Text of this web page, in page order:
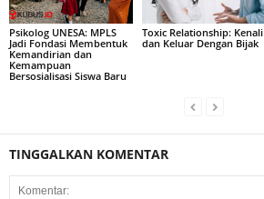
Psikolog UNESA: MPLS
Jadi Fondasi Membentuk
Kemandirian dan
Kemampuan
Bersosialisasi Siswa Baru
Toxic Relationship: Kenali
dan Keluar Dengan Bijak
TINGGALKAN KOMENTAR